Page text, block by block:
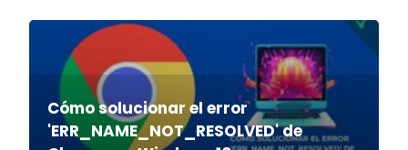
Cómo solucionar el error
'ERR_NAME_NOT_RESOLVED' de